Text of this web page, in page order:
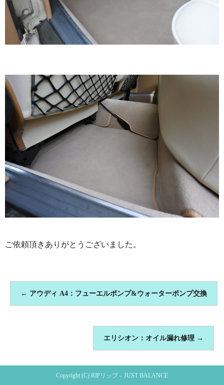
ご依頼頂きありがとうございました。
← アウディ A4：フューエルポンプ&ウォーターポンプ交換
エリシオン：オイル漏れ修理 →
Copyright (C) RIPリップ – JUST BALANCE